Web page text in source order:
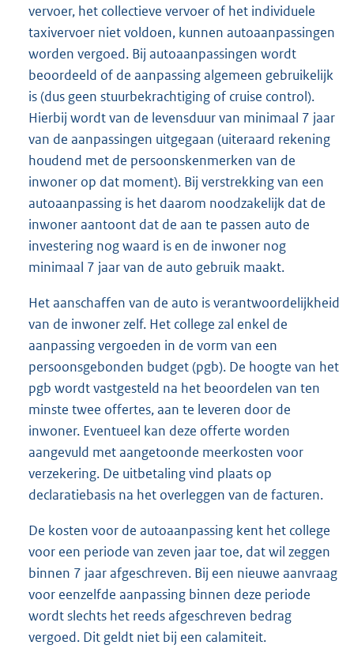
vervoer, het collectieve vervoer of het individuele
taxivervoer niet voldoen, kunnen autoaanpassingen
worden vergoed. Bij autoaanpassingen wordt
beoordeeld of de aanpassing algemeen gebruikelijk
is (dus geen stuurbekrachtiging of cruise control).
Hierbij wordt van de levensduur van minimaal 7 jaar
van de aanpassingen uitgegaan (uiteraard rekening
houdend met de persoonskenmerken van de
inwoner op dat moment). Bij verstrekking van een
autoaanpassing is het daarom noodzakelijk dat de
inwoner aantoont dat de aan te passen auto de
investering nog waard is en de inwoner nog
minimaal 7 jaar van de auto gebruik maakt.
Het aanschaffen van de auto is verantwoordelijkheid
van de inwoner zelf. Het college zal enkel de
aanpassing vergoeden in de vorm van een
persoonsgebonden budget (pgb). De hoogte van het
pgb wordt vastgesteld na het beoordelen van ten
minste twee offertes, aan te leveren door de
inwoner. Eventueel kan deze offerte worden
aangevuld met aangetoonde meerkosten voor
verzekering. De uitbetaling vind plaats op
declaratiebasis na het overleggen van de facturen.
De kosten voor de autoaanpassing kent het college
voor een periode van zeven jaar toe, dat wil zeggen
binnen 7 jaar afgeschreven. Bij een nieuwe aanvraag
voor eenzelfde aanpassing binnen deze periode
wordt slechts het reeds afgeschreven bedrag
vergoed. Dit geldt niet bij een calamiteit.